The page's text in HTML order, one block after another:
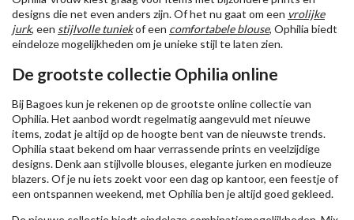
designs die net even anders zijn. Of het nu gaat om een vrolijke
jurk, een stijlvolle tuniekof een comfortabele blouse, Ophilia biedt
eindeloze mogelijkheden om je unieke stijl te laten zien.
De grootste collectie Ophilia online
Bij Bagoes kun je rekenen op de grootste online collectie van
Ophilia. Het aanbod wordt regelmatig aangevuld met nieuwe
items, zodat je altijd op de hoogte bent van de nieuwste trends.
Ophilia staat bekend om haar verrassende prints en veelzijdige
designs. Denk aan stijlvolle blouses, elegante jurken en modieuze
blazers. Of je nu iets zoekt voor een dag op kantoor, een feestje of
een ontspannen weekend, met Ophilia ben je altijd goed gekleed.